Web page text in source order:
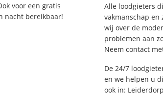
voor een gratis
nacht bereikbaar!
Alle loodgieters
vakmanschap en
wij over de
problemen aan
Neem contact
De 24/7
en we helpen u
ook in: